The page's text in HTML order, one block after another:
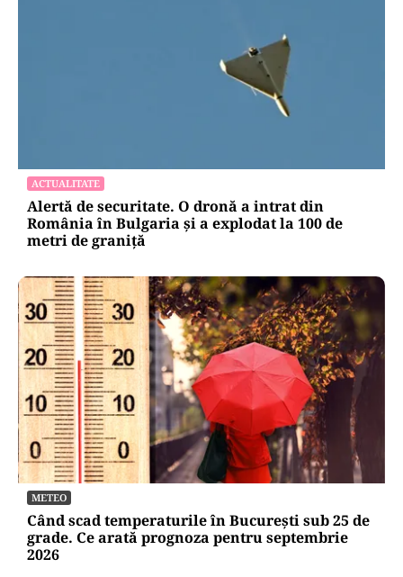
ACTUALITATE
Alertă de securitate. O dronă a intrat din
România în Bulgaria şi a explodat la 100 de
metri de graniţă
METEO
Când scad temperaturile în București sub 25 de
grade. Ce arată prognoza pentru septembrie
2026